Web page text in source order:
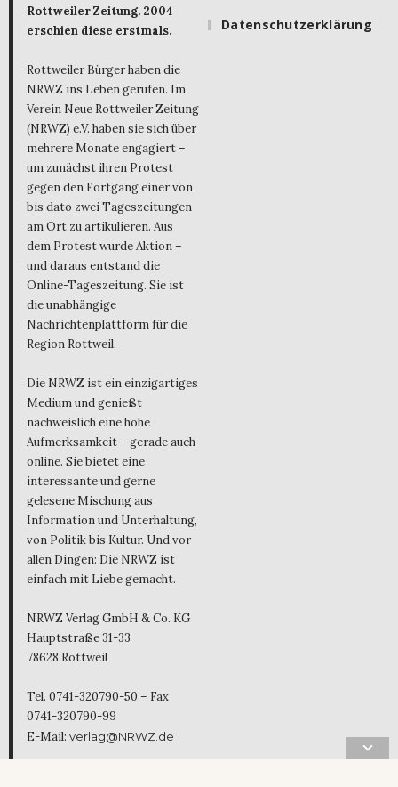
Rottweiler Zeitung. 2004
erschien diese erstmals.
Rottweiler Bürger haben die
NRWZ ins Leben gerufen. Im
Verein Neue Rottweiler Zeitung
(NRWZ) e.V. haben sie sich über
mehrere Monate engagiert –
um zunächst ihren Protest
gegen den Fortgang einer von
bis dato zwei Tageszeitungen
am Ort zu artikulieren. Aus
dem Protest wurde Aktion –
und daraus entstand die
Online-Tageszeitung. Sie ist
die unabhängige
Nachrichtenplattform für die
Region Rottweil.
Die NRWZ ist ein einzigartiges
Medium und genießt
nachweislich eine hohe
Aufmerksamkeit – gerade auch
online. Sie bietet eine
interessante und gerne
gelesene Mischung aus
Information und Unterhaltung,
von Politik bis Kultur. Und vor
allen Dingen: Die NRWZ ist
einfach mit Liebe gemacht.
NRWZ Verlag GmbH & Co. KG
Hauptstraße 31-33
78628 Rottweil
Tel. 0741-320790-50 – Fax
0741-320790-99
E-Mail: verlag@NRWZ.de
Datenschutzerklärung